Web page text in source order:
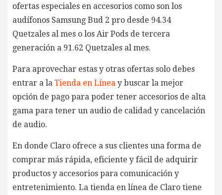
ofertas especiales en accesorios como son los
audífonos Samsung Bud 2 pro desde 94.34
Quetzales al mes o los Air Pods de tercera
generación a 91.62 Quetzales al mes.
Para aprovechar estas y otras ofertas solo debes
entrar a la Tienda en Línea y buscar la mejor
opción de pago para poder tener accesorios de alta
gama para tener un audio de calidad y cancelación
de audio.
En donde Claro ofrece a sus clientes una forma de
comprar más rápida, eficiente y fácil de adquirir
productos y accesorios para comunicación y
entretenimiento. La tienda en línea de Claro tiene